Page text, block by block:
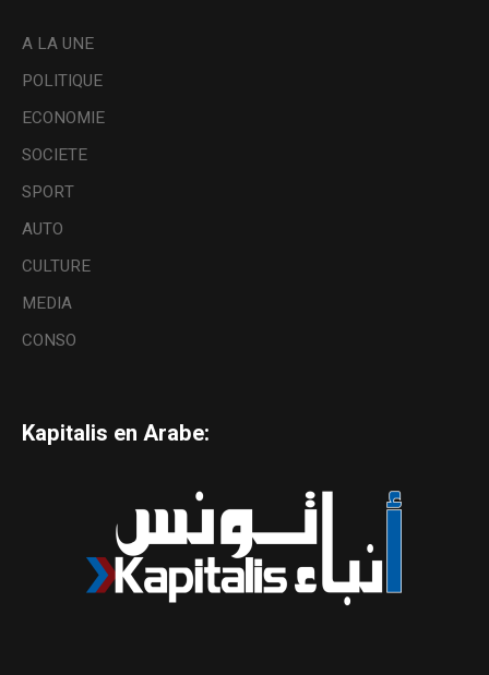
A LA UNE
POLITIQUE
ECONOMIE
SOCIETE
SPORT
AUTO
CULTURE
MEDIA
CONSO
Kapitalis en Arabe: